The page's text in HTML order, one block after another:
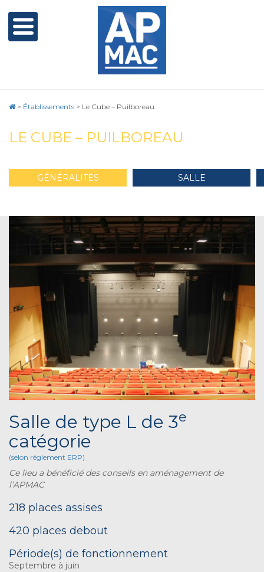
> Établissements > Le Cube – Puilboreau
LE CUBE – PUILBOREAU
GÉNÉRALITÉS SALLE
Salle de type L de 3e
catégorie
(selon réglement ERP)
Ce lieu a bénéficié des conseils en aménagement de
l’APMAC
218 places assises
420 places debout
Période(s) de fonctionnement
Septembre à juin